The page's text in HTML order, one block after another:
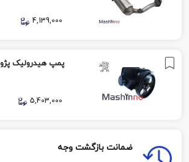
4,139,000
پمپ هیدرولیک پژو 206
5,403,000
ضمانت بازگشت وجه